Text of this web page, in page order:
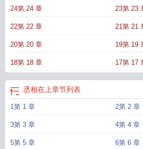
腕冷笑：“殿下若想要弑夫，不必如此。”却不知那
下……究竟想从臣这儿得到什么？”原来，不是别
目光再次转向别处，向来冷静自持的他嫉妒得发狂
下一刻他却卑微跪地，双眸浸透水汽，压低的嗓音
臣……”“好不好？”那向来深谋远虑的棋手，最终
顺的棋子。【阅读指南】1.gb，先婚后爱，双c，
别身体结构，女攻男，不互攻。3.救赎向。4.日
文：《她的小戏子gb》【温柔偏执病美人x破碎勾
的小公主，却是个缠绵病榻的药罐子。支撑她活下
亲手弄脏。后台初见，少年正被人逼着画押。她懒
24第 24 章 23第 23
22第 22 章 21第 21
20第 20 章 19第 19
18第 18 章 17第 17
丞相在上章节列表
1第 1 章 2第 2 章
3第 3 章 4第 4 章
5第 5 章 6第 6 章